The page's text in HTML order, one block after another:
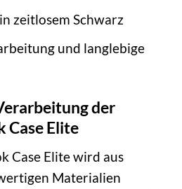
zeitlosem Schwarz
und langlebige
der
Case Elite
Case Elite wird aus
Materialien